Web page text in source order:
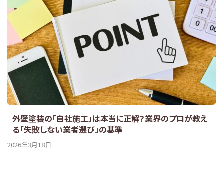
外壁塗装の「自社施工」は本当に正解？業界のプロが教え
る「失敗しない業者選び」の基準
2026年3月18日